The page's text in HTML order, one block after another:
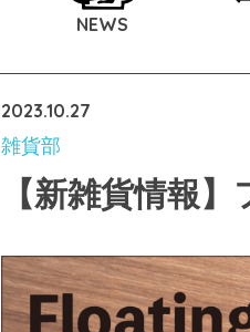
NEWS
2023.10.27
雑貨部
【新雑貨情報